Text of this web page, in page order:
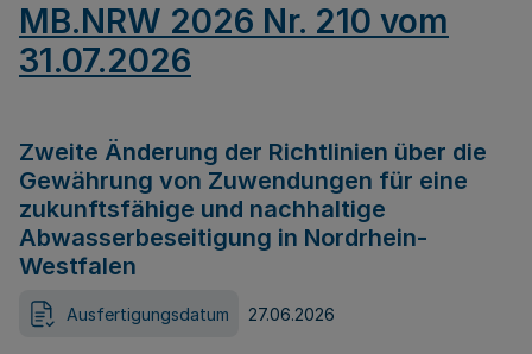
MB.NRW 2026 Nr. 210 vom
31.07.2026
Zweite Änderung der Richtlinien über die
Gewährung von Zuwendungen für eine
zukunftsfähige und nachhaltige
Abwasserbeseitigung in Nordrhein-
Westfalen
Ausfertigungsdatum 27.06.2026